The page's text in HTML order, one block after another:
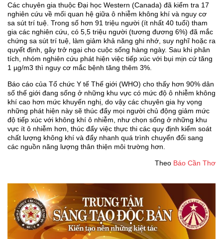
Các chuyên gia thuộc Đại học Western (Canada) đã kiểm tra 17
nghiên cứu về mối quan hệ giữa ô nhiễm không khí và nguy cơ
sa sút trí tuệ. Trong số hơn 91 triệu người (ít nhất 40 tuổi) tham
gia các nghiên cứu, có 5,5 triệu người (tương đương 6%) đã mắc
chứng sa sút trí tuệ, làm giảm khả năng ghi nhớ, suy nghĩ hoặc ra
quyết định, gây trở ngại cho cuộc sống hàng ngày. Sau khi phân
tích, nhóm nghiên cứu phát hiện việc tiếp xúc với bụi mịn cứ tăng
1 µg/m3 thì nguy cơ mắc bệnh tăng thêm 3%.
Báo cáo của Tổ chức Y tế Thế giới (WHO) cho thấy hơn 90% dân
số thế giới đang sống ở những khu vực có mức độ ô nhiễm không
khí cao hơn mức khuyến nghị, do vậy các chuyên gia hy vọng
những phát hiện này sẽ thúc đẩy mọi người chủ động giảm mức
độ tiếp xúc với không khí ô nhiễm, như chọn sống ở những khu
vực ít ô nhiễm hơn, thúc đẩy việc thực thi các quy định kiểm soát
chất lượng không khí và đẩy nhanh quá trình chuyển đổi sang
các nguồn năng lượng thân thiện môi trường hơn.
Theo Báo Cần Thơ